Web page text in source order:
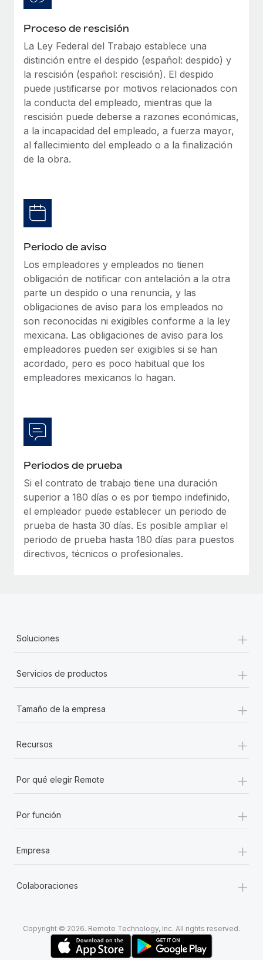
Obtén ayuda de gente experta en RR. HH. globales
y cumplimiento normativo.
Comprobaciones de antecedentes
Simplifica los procesos de cribado de candidatos.
Cumplimiento normativo
Adelántate a los riesgos de cumplimiento
normativo.
Gestión de dispositivos
Apertura de entidades
Movilidad y reubicación
Reubica a los empleados con facilidad.
Prestaciones
Gestiona las prestaciones de los empleados sin
complicaciones.
CASOS PRÁCTICOS
Nómina global
EOR y PEO
Contractor Management
Impuestos
BLOG
Integraciones con Gusto y Xero y Contractor
La misión de Remote sigue siendo ayudar a empresas de
todos los tamaños a contratar, gestionar y...
Más información
Pento se convierte en un empleador equitativo
con Remote
Más información
Proceso de rescisión
La Ley Federal del Trabajo establece una
distinción entre el despido (español: despido) y
la rescisión (español: rescisión). El despido
puede justificarse por motivos relacionados con
la conducta del empleado, mientras que la
rescisión puede deberse a razones económicas,
a la incapacidad del empleado, a fuerza mayor,
al fallecimiento del empleado o a la finalización
de la obra.
Periodo de aviso
Los empleadores y empleados no tienen
obligación de notificar con antelación a la otra
parte un despido o una renuncia, y las
obligaciones de aviso para los empleados no
son reconocidas ni exigibles conforme a la ley
mexicana. Las obligaciones de aviso para los
empleadores pueden ser exigibles si se han
acordado, pero es poco habitual que los
empleadores mexicanos lo hagan.
Periodos de prueba
Si el contrato de trabajo tiene una duración
superior a 180 días o es por tiempo indefinido,
el empleador puede establecer un periodo de
prueba de hasta 30 días. Es posible ampliar el
periodo de prueba hasta 180 días para puestos
directivos, técnicos o profesionales.
Soluciones +
Servicios de productos +
Tamaño de la empresa +
Recursos +
Por qué elegir Remote +
Por función +
Empresa +
Colaboraciones +
Copyright © 2026. Remote Technology, Inc. All rights reserved.